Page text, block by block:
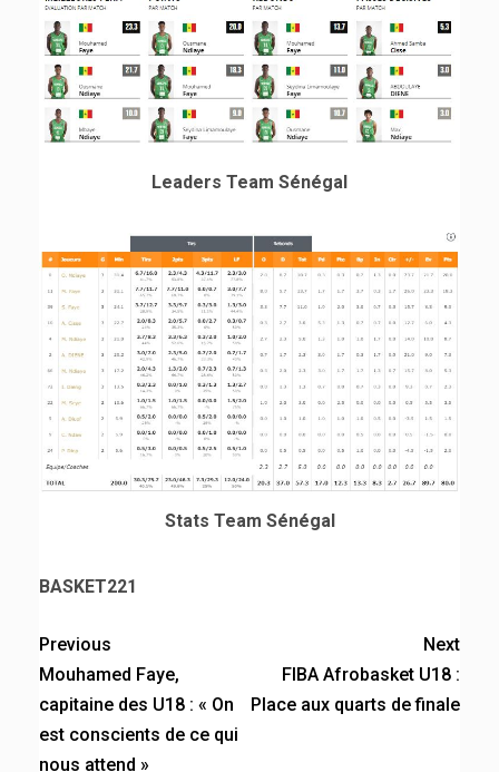
Leaders Team Sénégal
Stats Team Sénégal
BASKET221
Previous
Mouhamed Faye,
capitaine des U18 : « On
est conscients de ce qui
nous attend »
Next
FIBA Afrobasket U18 :
Place aux quarts de finale